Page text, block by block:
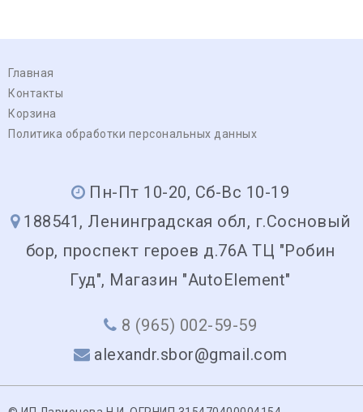
Главная
Контакты
Корзина
Политика обработки персональных данных
Пн-Пт 10-20, Сб-Вс 10-19
188541, Ленинградская обл, г.Сосновый
бор, проспект героев д.76А ТЦ "Робин
Гуд", Магазин "AutoElement"
8 (965) 002-59-59
alexandr.sbor@gmail.com